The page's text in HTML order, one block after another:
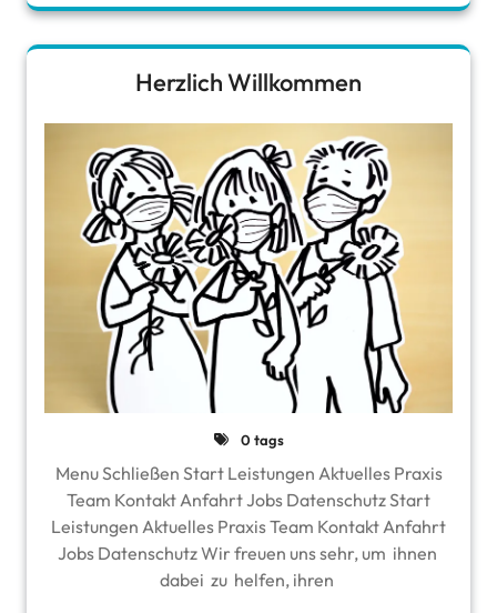
Herzlich Willkommen
0 tags
Menu Schließen Start Leistungen Aktuelles Praxis
Team Kontakt Anfahrt Jobs Datenschutz Start
Leistungen Aktuelles Praxis Team Kontakt Anfahrt
Jobs Datenschutz Wir freuen uns sehr, um ihnen
dabei zu helfen, ihren